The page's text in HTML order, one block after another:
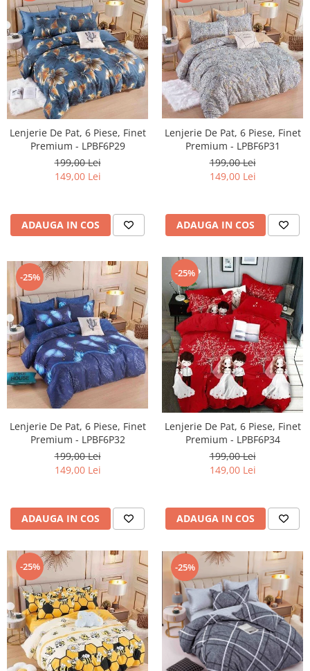
Lenjerie De Pat, 6 Piese, Finet
Premium - LPBF6P29
199,00 Lei
149,00 Lei
ADAUGA IN COS
Lenjerie De Pat, 6 Piese, Finet
Premium - LPBF6P31
199,00 Lei
149,00 Lei
ADAUGA IN COS
-25%
Lenjerie De Pat, 6 Piese, Finet
Premium - LPBF6P32
199,00 Lei
149,00 Lei
ADAUGA IN COS
-25%
Lenjerie De Pat, 6 Piese, Finet
Premium - LPBF6P34
199,00 Lei
149,00 Lei
ADAUGA IN COS
-25% -25%